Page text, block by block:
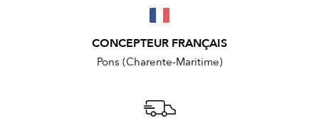
CONCEPTEUR FRANÇAIS
Pons (Charente-Maritime)